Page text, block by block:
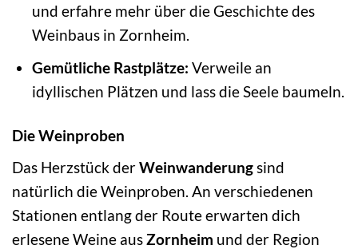
und erfahre mehr über die Geschichte des
Weinbaus in Zornheim.
Gemütliche Rastplätze: Verweile an
idyllischen Plätzen und lass die Seele baumeln.
Die Weinproben
Das Herzstück derWeinwanderungsind
natürlich die Weinproben. An verschiedenen
Stationen entlang der Route erwarten dich
erlesene Weine ausZornheim und der Region